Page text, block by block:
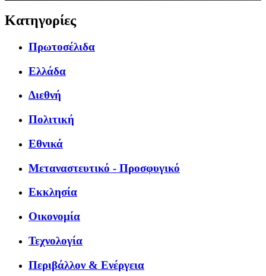
Κατηγορίες
Πρωτοσέλιδα
Ελλάδα
Διεθνή
Πολιτική
Εθνικά
Μεταναστευτικό - Προσφυγικό
Εκκλησία
Οικονομία
Τεχνολογία
Περιβάλλον & Ενέργεια